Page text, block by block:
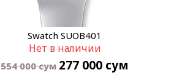
Swatch SUOB401
Нет в наличии
554 000сум 277 000 сум